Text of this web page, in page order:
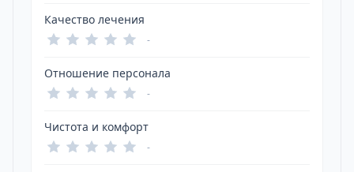
Качество лечения
-
Отношение персонала
-
Чистота и комфорт
-